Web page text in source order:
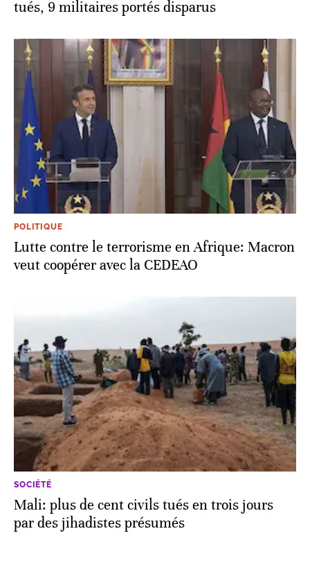
tués, 9 militaires portés disparus
POLITIQUE
Lutte contre le terrorisme en Afrique: Macron
veut coopérer avec la CEDEAO
SOCIÉTÉ
Mali: plus de cent civils tués en trois jours
par des jihadistes présumés